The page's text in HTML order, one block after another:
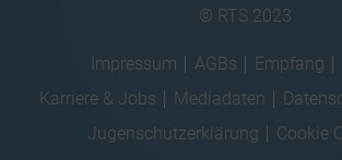
© RTS 2023
Impressum AGBs Empfang
Karriere & Jobs
Mediadaten
Jugenschutzerklärung
Cookie